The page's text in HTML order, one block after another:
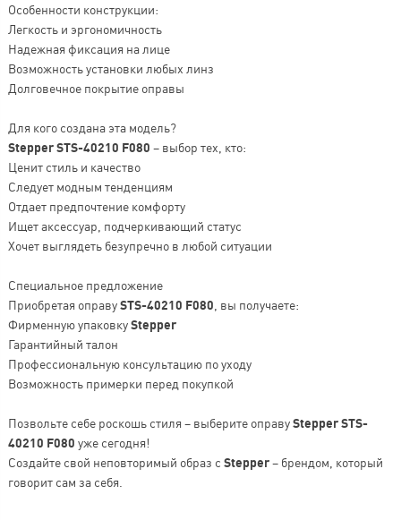
Особенности конструкции:
Легкость и эргономичность
Надежная фиксация на лице
Возможность установки любых линз
Долговечное покрытие оправы
Для кого создана эта модель?
Stepper STS-40210 F080 – выбор тех, кто:
Ценит стиль и качество
Следует модным тенденциям
Отдает предпочтение комфорту
Ищет аксессуар, подчеркивающий статус
Хочет выглядеть безупречно в любой ситуации
Специальное предложение
Приобретая оправуSTS-40210 F080 , вы получаете:
Фирменную упаковкуStepper
Гарантийный талон
Профессиональную консультацию по уходу
Возможность примерки перед покупкой
Позвольте себе роскошь стиля – выберите оправуStepper STS-
40210 F080 уже сегодня!
Создайте свой неповторимый образ с Stepper– брендом, который
говорит сам за себя.